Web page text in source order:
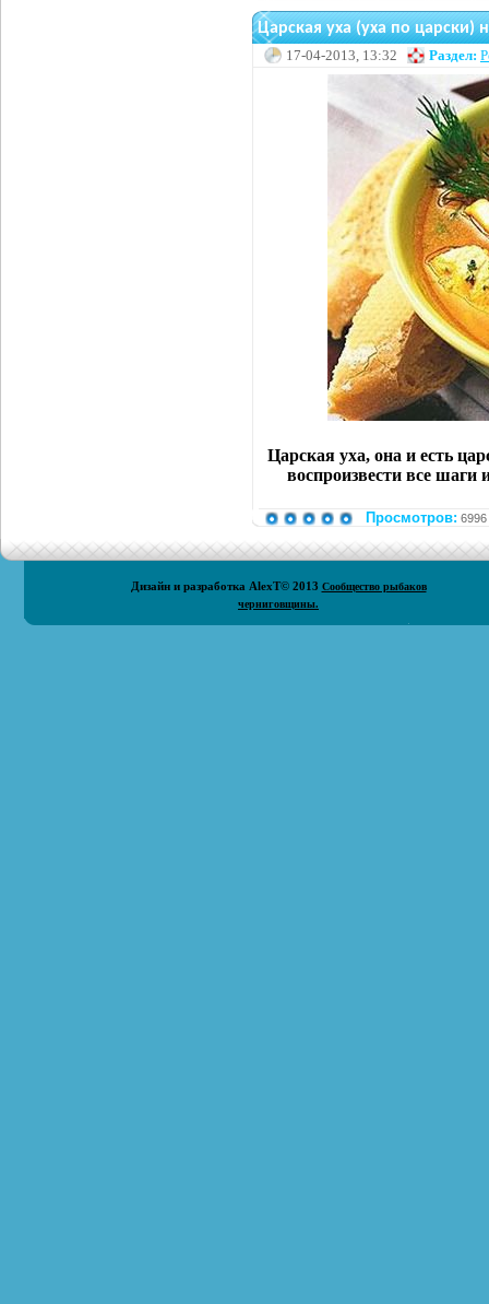
Царская уха (уха по царски)
17-04-2013, 13:32 Раздел:
Царская уха, она и есть
воспроизвести все шаги
Просмотров:
Дизайн и разработка AlexT© 2013 Сообщество рыбаков
черниговщины.